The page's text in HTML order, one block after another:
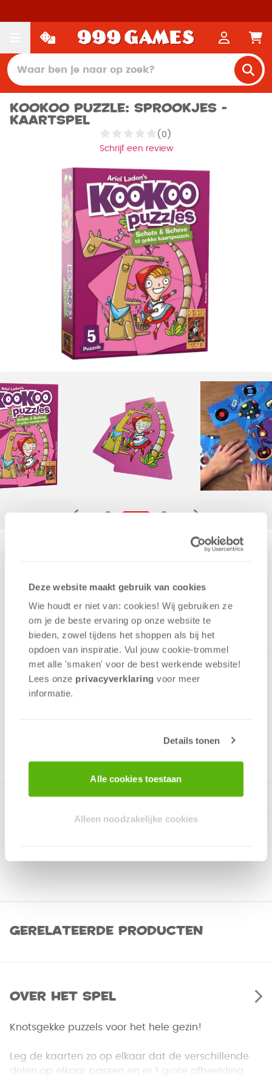
Deze website maakt gebruik van cookies
Wie houdt er niet van: cookies! Wij gebruiken ze
om je de beste ervaring op onze website te
bieden, zowel tijdens het shoppen als bij het
opdoen van inspiratie. Vul jouw cookie-trommel
met alle 'smaken' voor de best werkende website​!
Lees onze privacyverklaring voor meer
informatie.
Details tonen
Alle cookies toestaan
Alleen noodzakelijke cookies
KooKoo Puzzle: Sprookjes -
Kaartspel
(0)
Schrijf een review
ONTVANG 70 OVERWINNINGSPUNTEN
UIT HET ASSORTIMENT
De knotsgekke kaartpuzzels! Leg de kaarten zo op elkaar dat
de verschillende delen op elkaar passen en er 1 grote
afbeelding ontstaat. Met 4 kleine en 1 grote puzzel!
v.a. 7 jaar
Gerelateerde producten
Over het spel
Knotsgekke puzzels voor het hele gezin!
Leg de kaarten zo op elkaar dat de verschillende
delen op elkaar passen en er 1 grote afbeelding